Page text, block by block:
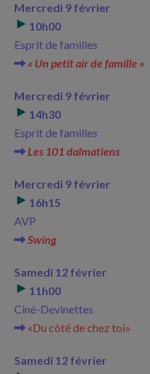
Mercredi 9 février
10h00
Esprit de familles
« Un petit air de famille »
Mercredi 9 février
14h30
Esprit de familles
Les 101 dalmatiens
Mercredi 9 février
16h15
AVP
Swing
Samedi 12 février
11h00
Ciné-Devinettes
«Du côté de chez toi»
Samedi 12 février